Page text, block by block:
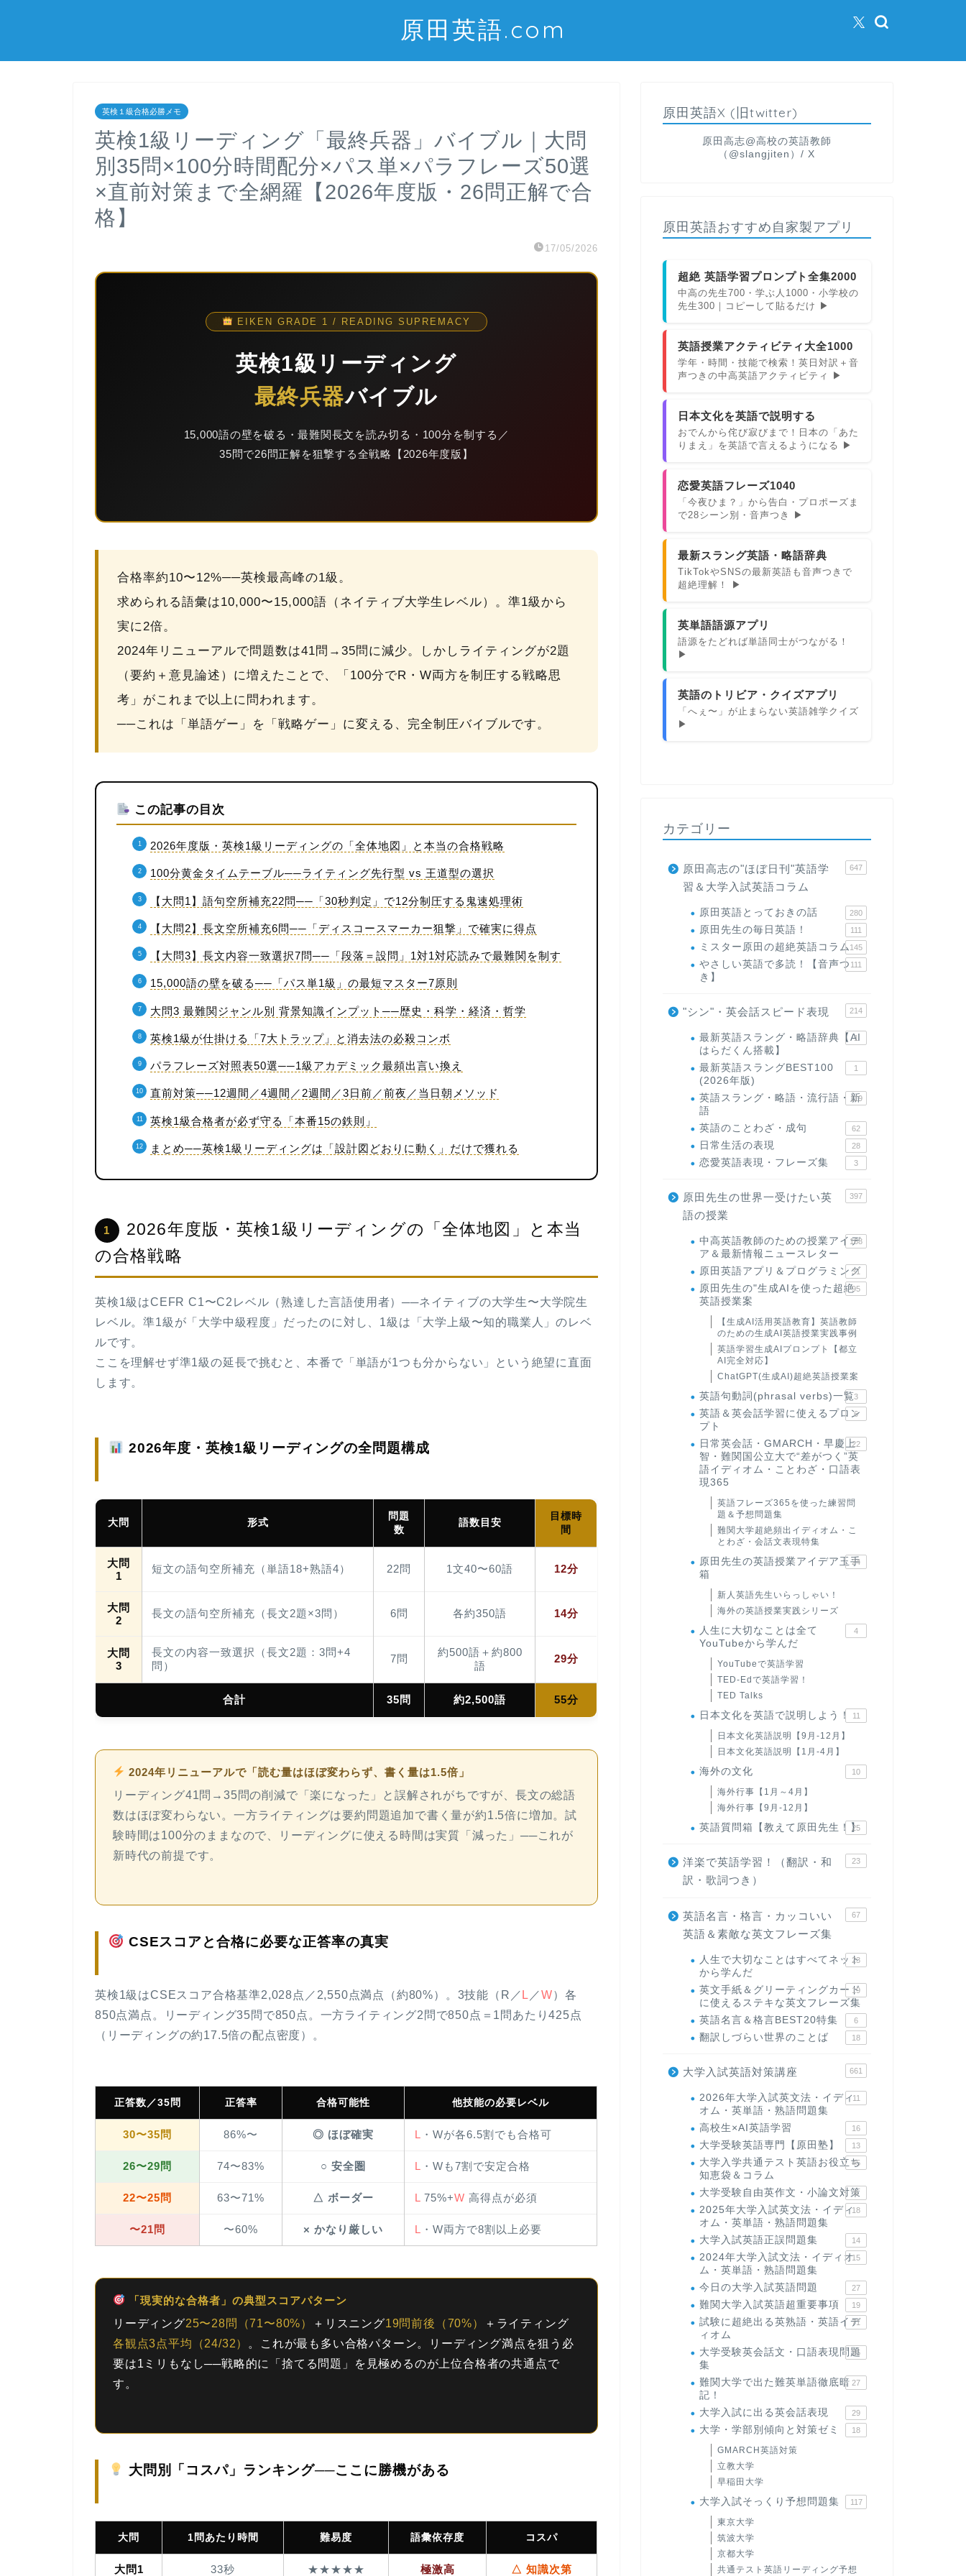
原田英語.com
英検１級合格必勝メモ
英検1級リーディング「最終兵器」バイブル｜大問
別35問×100分時間配分×パス単×パラフレーズ50選
×直前対策まで全網羅【2026年度版・26問正解で合
格】
17/05/2026
EIKEN GRADE 1 / READING SUPREMACY
英検1級リーディング
最終兵器バイブル
15,000語の壁を破る・最難関長文を読み切る・100分を制する／
35問で26問正解を狙撃する全戦略【2026年度版】
合格率約10〜12%──英検最高峰の1級。
求められる語彙は10,000〜15,000語（ネイティブ大学生レベル） 。準1級から
実に2倍。
2024年リニューアルで問題数は41問→35問に減少。しかしライティングが2題
（要約＋意見論述）に増えたことで、
「100分でR・W両方を制圧する戦略思
考」 がこれまで以上に問われます。
──これは「単語ゲー」を「戦略ゲー」に変える、完全制圧バイブルです。
この記事の目次
2026年度版・英検1級リーディングの「全体地図」と本当の合格戦略
100分黄金タイムテーブル──ライティング先行型 vs 王道型の選択
【大問1】語句空所補充22問──「30秒判定」で12分制圧する鬼速処理術
【大問2】長文空所補充6問──「ディスコースマーカー狙撃」で確実に得点
【大問3】長文内容一致選択7問──「段落＝設問」1対1対応読みで最難関を制す
15,000語の壁を破る──「パス単1級」の最短マスター7原則
大問3 最難関ジャンル別 背景知識インプット──歴史・科学・経済・哲学
英検1級が仕掛ける「7大トラップ」と消去法の必殺コンボ
パラフレーズ対照表50選──1級アカデミック最頻出言い換え
直前対策──12週間／4週間／2週間／3日前／前夜／当日朝メソッド
英検1級合格者が必ず守る「本番15の鉄則」
まとめ──英検1級リーディングは「設計図どおりに動く」だけで獲れる
1
2026年度版・英検1級リーディングの「全体地図」と本当
の合格戦略
英検1級はCEFR C1〜C2レベル（熟達した言語使用者）──ネイティブの大学生〜大学院生
レベル。準1級が「大学中級程度」だったのに対し、1級は「大学上級〜知的職業人」のレベ
ルです。
ここを理解せず準1級の延長で挑むと、本番で 「単語が1つも分からない」
という絶望に直面
します。
2026年度・英検1級リーディングの全問題構成
大問 形式
問題
数
語数目安
目標時
間
大問
1
短文の語句空所補充（単語18+熟語4） 22問 1文40〜60語 12分
大問
2
長文の語句空所補充（長文2題×3問） 6問 各約350語 14分
大問
3
長文の内容一致選択（長文2題：3問+4
問）
7問
約500語＋約800
語
29分
合計 35問 約2,500語 55分
2024年リニューアルで「読む量はほぼ変わらず、書く量は1.5倍」
リーディング41問→35問の削減で「楽になった」と誤解されがちですが、長文の総語
数はほぼ変わらない 。一方ライティングは要約問題追加で書く量が約1.5倍に増加。試
験時間は100分のままなので、
リーディングに使える時間は実質「減った」 ──これが
新時代の前提です。
CSEスコアと合格に必要な正答率の真実
英検1級はCSEスコア合格基準2,028点／2,550点満点（約80%） 。3技能（R／ L ／W）各
850点満点。リーディング35問で850点。一方ライティング2問で850点＝1問あたり425点
（リーディングの約17.5倍の配点密度）
。
正答数／35問 正答率 合格可能性 他技能の必要レベル
30〜35問 86%〜 ◎ ほぼ確実 ・Wが各6.5割でも合格可
26〜29問 74〜83% ○ 安全圏 ・Wも7割で安定合格
22〜25問 63〜71% △ ボーダー 75%+W 高得点が必須
〜21問 〜60% × かなり厳しい ・W両方で8割以上必要
「現実的な合格者」の典型スコアパターン
リーディング25〜28問（71〜80%） ＋リスニング19問前後（70%）
＋ライティング
各観点3点平均（24/32）
。これが最も多い合格パターン。
リーディング満点を狙う必
要は1ミリもなし──戦略的に「捨てる問題」を見極めるのが上位合格者の共通点で
す。
大問別「コスパ」ランキング──ここに勝機がある
大問 1問あたり時間 難易度 語彙依存度 コスパ
大問1 33秒 ★★★★★ 極激高 △ 知識次第
原田英語X (旧twitter)
原田高志@高校の英語教師
（@slangjiten）/ X
原田英語おすすめ自家製アプリ
超絶 英語学習プロンプト全集2000
中高の先生700・学ぶ人1000・小学校の
先生300｜コピーして貼るだけ ▶
英語授業アクティビティ大全1000
学年・時間・技能で検索！英日対訳＋音
声つきの中高英語アクティビティ ▶
日本文化を英語で説明する
おでんから侘び寂びまで！日本の「あた
りまえ」を英語で言えるようになる ▶
恋愛英語フレーズ1040
「今夜ひま？」から告白・プロポーズま
で28シーン別・音声つき ▶
最新スラング英語・略語辞典
TikTokやSNSの最新英語も音声つきで
超絶理解！ ▶
英単語語源アプリ
語源をたどれば単語同士がつながる！
▶
英語のトリビア・クイズアプリ
「へぇ〜」が止まらない英語雑学クイズ
▶
カテゴリー
原田高志の"ほぼ日刊"英語学
習＆大学入試英語コラム
647
原田英語とっておきの話 280
原田先生の毎日英語！ 111
ミスター原田の超絶英語コラム145
やさしい英語で多読！【音声つ
き】
111
"シン"・英会話スピード表現 214
最新英語スラング・略語辞典【AI
はらだくん搭載】
1
最新英語スラングBEST100
(2026年版)
1
英語スラング・略語・流行語・新
語
119
英語のことわざ・成句 62
日常生活の表現 28
恋愛英語表現・フレーズ集 3
原田先生の世界一受けたい英
語の授業
397
中高英語教師のための授業アイデ
ア＆最新情報ニュースレター
168
原田英語アプリ＆プログラミング
31
原田先生の"生成AIを使った超絶
英語授業案
95
【生成AI活用英語教育】英語教師
のための生成AI英語授業実践事例
英語学習生成AIプロンプト【都立
AI完全対応】
ChatGPT(生成AI)超絶英語授業案
英語句動詞(phrasal verbs)一覧3
英語＆英会話学習に使えるプロン
プト
6
日常英会話・GMARCH・早慶上
智・難関国公立大で“差がつく”英
語イディオム・ことわざ・口語表
現365
22
英語フレーズ365を使った練習問
題＆予想問題集
難関大学超絶頻出イディオム・こ
とわざ・会話文表現特集
原田先生の英語授業アイデア玉手
箱
24
新人英語先生いらっしゃい！
海外の英語授業実践シリーズ
人生に大切なことは全て
YouTubeから学んだ
4
YouTubeで英語学習
TED-Edで英語学習！
TED Talks
日本文化を英語で説明しよう！ 11
日本文化英語説明【9月-12月】
日本文化英語説明【1月-4月】
海外の文化 10
海外行事【1月～4月】
海外行事【9月-12月】
英語質問箱【教えて原田先生！】
25
洋楽で英語学習！（翻訳・和
訳・歌詞つき）
23
英語名言・格言・カッコいい
英語＆素敵な英文フレーズ集
67
人生で大切なことはすべてネット
から学んだ
23
英文手紙＆グリーティングカード
に使えるステキな英文フレーズ集
19
英語名言＆格言BEST20特集 6
翻訳しづらい世界のことば 18
大学入試英語対策講座 661
2026年大学入試英文法・イディ
オム・英単語・熟語問題集
11
高校生×AI英語学習 16
大学受験英語専門【原田塾】 13
大学入学共通テスト英語お役立ち
知恵袋＆コラム
45
大学受験自由英作文・小論文対策
8
2025年大学入試英文法・イディ
オム・英単語・熟語問題集
18
大学入試英語正誤問題集 14
2024年大学入試文法・イディオ
ム・英単語・熟語問題集
15
今日の大学入試英語問題 27
難関大学入試英語超重要事項 19
試験に超絶出る英熟語・英語イデ
ィオム
71
大学受験英会話文・口語表現問題
集
35
難関大学で出た難英単語徹底暗
記！
27
大学入試に出る英会話表現 29
大学・学部別傾向と対策ゼミ 18
GMARCH英語対策
立教大学
早稲田大学
大学入試そっくり予想問題集 117
東京大学
筑波大学
京都大学
共通テスト英語リーディング予想